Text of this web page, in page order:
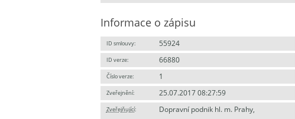
Informace o zápisu
ID smlouvy: 55924
ID verze: 66880
Číslo verze: 1
Zveřejnění: 25.07.2017 08:27:59
Zveřejňující: Dopravní podnik hl. m. Prahy,